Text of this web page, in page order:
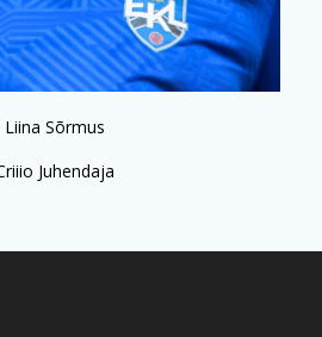
Liina Sõrmus
Juhendaja